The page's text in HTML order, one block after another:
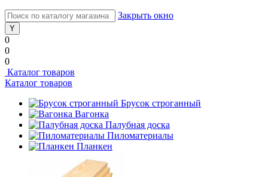
Закрыть окно
0
0
0
Каталог товаров
Каталог товаров
Брусок строганный
Вагонка
Палубная доска
Пиломатериалы
Планкен